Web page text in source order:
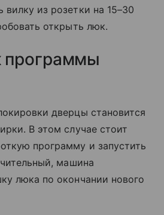
из розетки на 15–30
открыть люк.
программы
дверцы становится
В этом случае стоит
программу и запустить
машина
люка по окончании нового